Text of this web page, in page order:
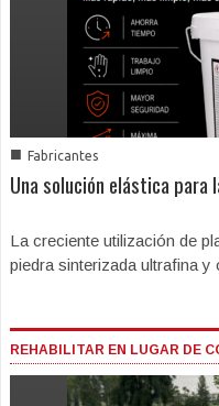
■ Fabricantes
Una solución elástica
La creciente utilización de
piedra sinterizada ultrafina
REHABILITAR EN LUGAR DE